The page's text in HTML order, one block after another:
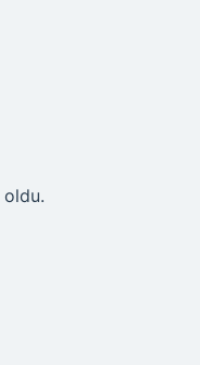
oldu.